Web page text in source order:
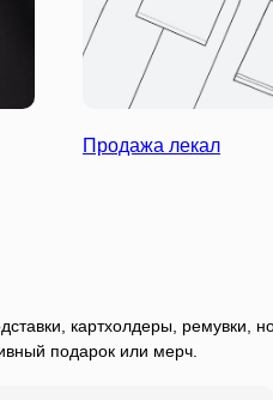
Продажа лекал
картхолдеры, ремувки,
подарок или мерч.